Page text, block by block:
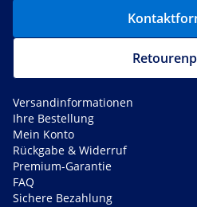
Versandinformationen
Ihre Bestellung
Mein Konto
Rückgabe & Widerruf
Premium-Garantie
FAQ
Sichere Bezahlung